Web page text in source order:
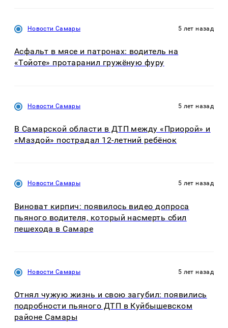
Новости Самары 5 лет назад
Асфальт в мясе и патронах: водитель на
«Тойоте» протаранил гружёную фуру
Новости Самары 5 лет назад
В Самарской области в ДТП между «Приорой» и
«Маздой» пострадал 12-летний ребёнок
Новости Самары 5 лет назад
Виноват кирпич: появилось видео допроса
пьяного водителя, который насмерть сбил
пешехода в Самаре
Новости Самары 5 лет назад
Отнял чужую жизнь и свою загубил: появились
подробности пьяного ДТП в Куйбышевском
районе Самары